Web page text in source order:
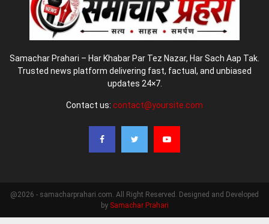
Samachar Prahari – Har Khabar Par Tez Nazar, Har Sach Aap Tak.
Trusted news platform delivering fast, factual, and unbiased
updates 24×7.
Contact us: contact@yoursite.com
@2026 - samacharprahari.com. All Right Reserved. Designed and Developed
by Samachar Prahari